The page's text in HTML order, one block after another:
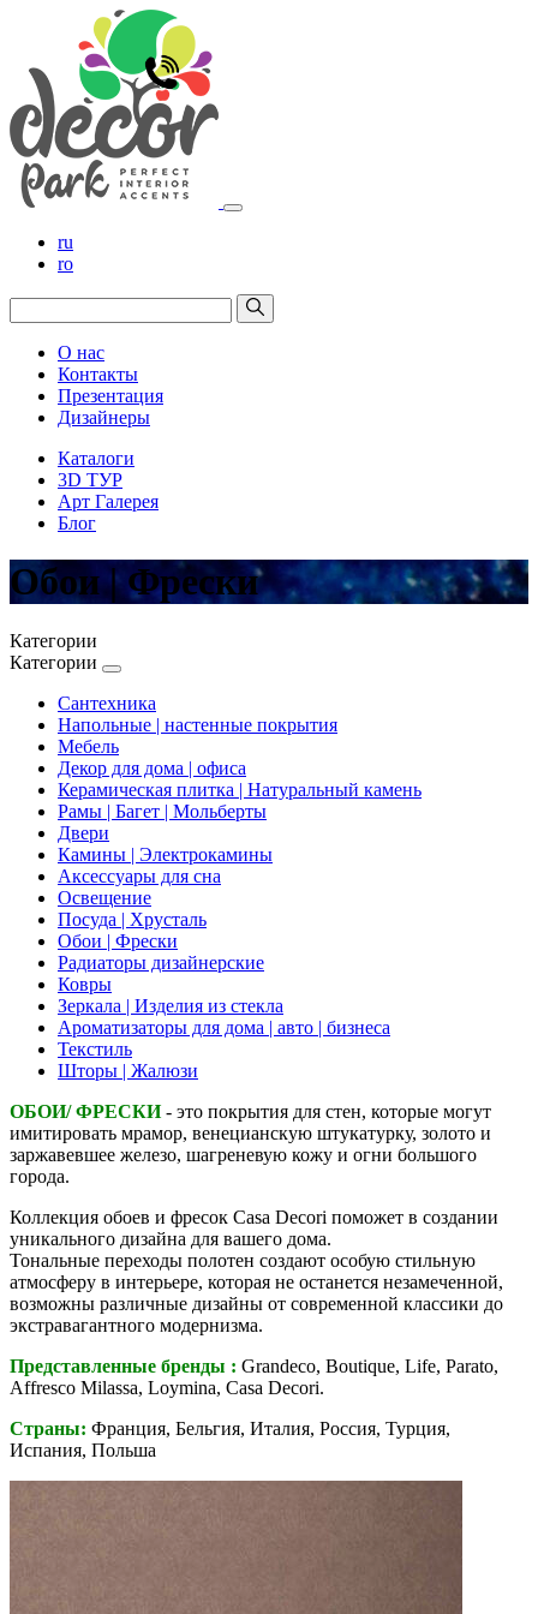
ru
ro
О нас
Контакты
Презентация
Дизайнеры
Каталоги
3D ТУР
Арт Галерея
Блог
Обои | Фрески
Категории
Категории
Сантехника
Напольные | настенные покрытия
Мебель
Декор для дома | офиса
Керамическая плитка | Натуральный камень
Рамы | Багет | Мольберты
Двери
Камины | Электрокамины
Аксессуары для сна
Освещение
Посуда | Хрусталь
Обои | Фрески
Радиаторы дизайнерские
Ковры
Зеркала | Изделия из стекла
Ароматизаторы для дома | авто | бизнеса
Текстиль
Шторы | Жалюзи
ОБОИ/ ФРЕСКИ- это покрытия для стен, которые могут
имитировать мрамор, венецианскую штукатурку, золото и
заржавевшее железо, шагреневую кожу и огни большого
города.
Коллекция обоев и фресок Casa Decori поможет в создании
уникального дизайна для вашего дома.
Тональные переходы полотен создают особую стильную
атмосферу в интерьере, которая не останется незамеченной,
возможны различные дизайны от современной классики до
экстравагантного модернизма.
Представленные бренды : Grandeco, Boutique, Life, Parato,
Affresco Milassa, Loymina, Casa Decori.
Страны: Франция, Бельгия, Италия, Россия, Турция,
Испания, Польша